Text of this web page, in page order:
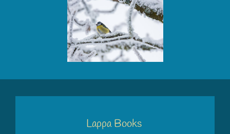
Lappa Books